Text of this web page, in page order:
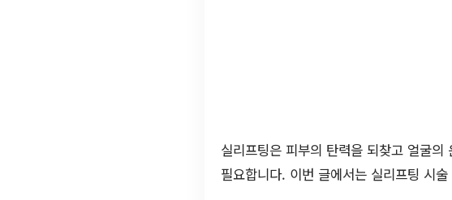
실리프팅은 피부의 탄력을 되찾고 얼굴
필요합니다. 이번 글에서는 실리프팅 시